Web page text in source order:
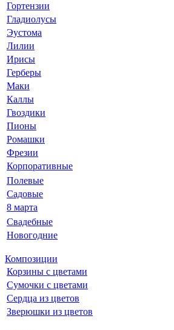
Гортензии
Гладиолусы
Эустома
Лилии
Ирисы
Герберы
Маки
Каллы
Гвоздики
Пионы
Ромашки
Фрезии
Корпоративные
Полевые
Садовые
8 марта
Свадебные
Новогодние
Композиции
Корзины с цветами
Сумочки с цветами
Сердца из цветов
Зверюшки из цветов